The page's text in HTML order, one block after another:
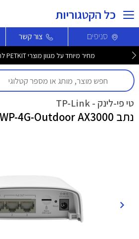
כל הקטגוריות
סניפים צור קשר
מחיר מיוחד על מגוון מוצרי PETKIT לחברי מועדון >>
טי פי-לינק - TP-Link
נתב ER703WP-4G-Outdoor AX3000